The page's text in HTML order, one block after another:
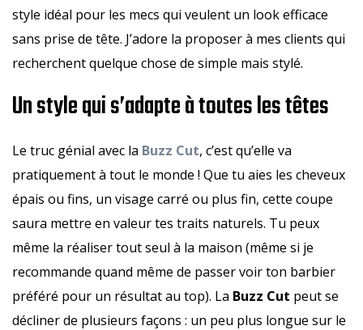
style idéal pour les mecs qui veulent un look efficace
sans prise de tête. J’adore la proposer à mes clients qui
recherchent quelque chose de simple mais stylé.
Un style qui s’adapte à toutes les têtes
Le truc génial avec la Buzz Cut, c’est qu’elle va
pratiquement à tout le monde ! Que tu aies les cheveux
épais ou fins, un visage carré ou plus fin, cette coupe
saura mettre en valeur tes traits naturels. Tu peux
même la réaliser tout seul à la maison (même si je
recommande quand même de passer voir ton barbier
préféré pour un résultat au top). La Buzz Cut peut se
décliner de plusieurs façons : un peu plus longue sur le